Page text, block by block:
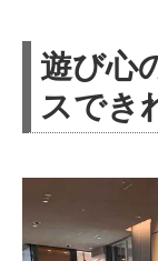
遊び心
スでき